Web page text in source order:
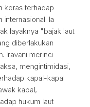
keras terhadap
internasional. Ia
layaknya "bajak laut
diberlakukan
Iravani merinci
mengintimidasi,
kapal-kapal
kapal,
hukum laut